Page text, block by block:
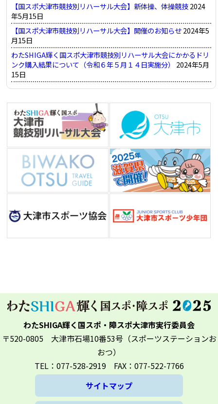
【国スポ大津市競技別リハーサル大会】新体操、体操競技2024
年5月15日
【国スポ大津市競技別リハーサル大会】開催のお知らせ2024年5
月15日
わたSHIGA輝く国スポ大津市競技別リハーサル大会にかかるドリ
ンク購入結果について（令和６年５月１４日実施分）
2024年5月
15日
わたSHIGA輝く国スポ・障スポ大津市実行委員会
〒520-0805 大津市石場10番53号（スポーツステーションお
おつ）
TEL：077-528-2919 FAX：077-522-7766
サイトマップ